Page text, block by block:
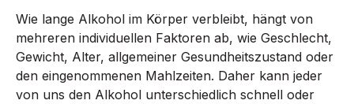
Wie lange Alkohol im Körper verbleibt, hängt von
mehreren individuellen Faktoren ab, wie Geschlecht,
Gewicht, Alter, allgemeiner Gesundheitszustand oder
den eingenommenen Mahlzeiten. Daher kann jeder
von uns den Alkohol unterschiedlich schnell oder